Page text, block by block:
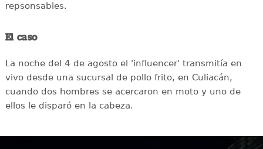
repsonsables.
El caso
La noche del 4 de agosto el 'influencer' transmitía en
vivo desde una sucursal de pollo frito, en Culiacán,
cuando dos hombres se acercaron en moto y uno de
ellos le disparó en la cabeza.